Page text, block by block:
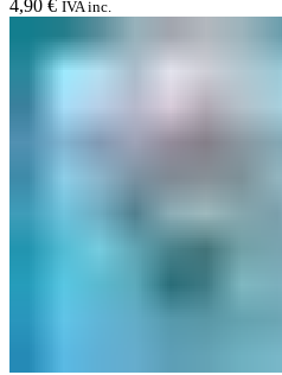
4,90 € IVA inc.